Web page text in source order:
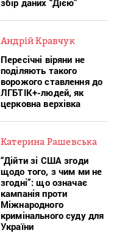
Андрій Кравчук
Пересічні віряни не
поділяють такого
ворожого ставлення до
ЛГБТІК+-людей, як
церковна верхівка
Катерина Рашевська
“Дійти зі США згоди
щодо того, з чим ми не
згодні”: що означає
кампанія проти
Міжнародного
кримінального суду для
України